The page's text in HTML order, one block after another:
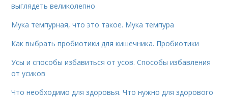
выглядеть великолепно
Мука темпурная, что это такое. Мука темпура
Как выбрать пробиотики для кишечника. Пробиотики
Усы и способы избавиться от усов. Способы избавления
от усиков
Что необходимо для здоровья. Что нужно для здорового